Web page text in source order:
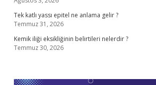
Tek katlı yassı epitel ne anlama gelir ?
Temmuz 31, 2026
Kemik iliği eksikliğinin belirtileri nelerdir ?
Temmuz 30, 2026